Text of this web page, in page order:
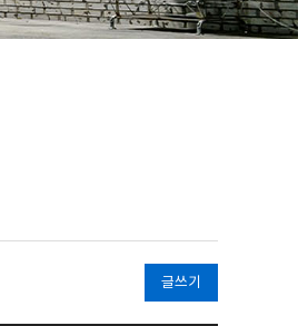
글쓰기